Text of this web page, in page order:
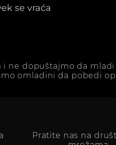
se vraća
ne dopuštajmo da
omladini da pobedi
Pratite nas na